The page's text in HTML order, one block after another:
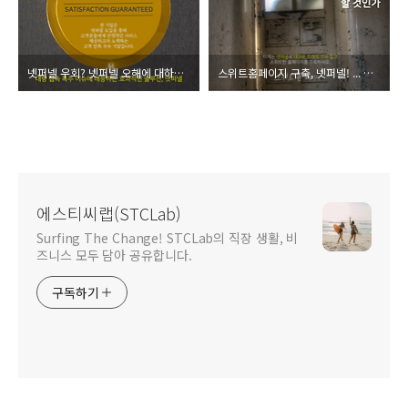
넷퍼넬 우회? 넷퍼넬 오해에 대하여... 스위트홈페이지 구축, 넷퍼넬! ... 트래픽 폭주, 언제까지 두려워하기만 할 것인가...
에스티씨랩(STCLab)
Surfing The Change! STCLab의 직장 생활, 비
즈니스 모두 담아 공유합니다.
구독하기